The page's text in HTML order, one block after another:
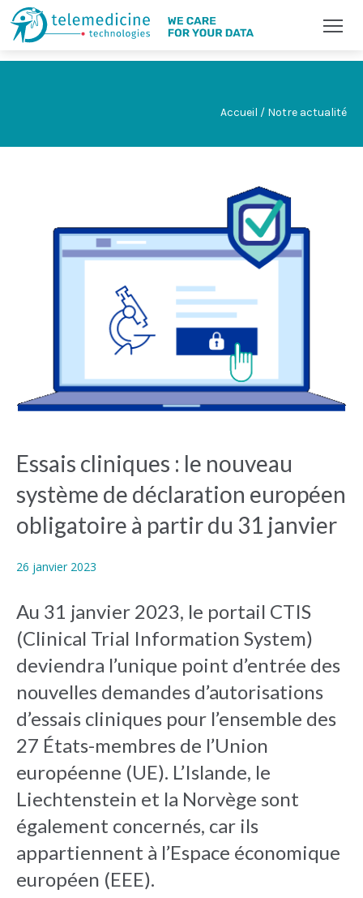
Accueil / Notre actualité
Essais cliniques : le nouveau
système de déclaration européen
obligatoire à partir du 31 janvier
26 janvier 2023
Au 31 janvier 2023, le portail CTIS
(Clinical Trial Information System)
deviendra l’unique point d’entrée des
nouvelles demandes d’autorisations
d’essais cliniques pour l’ensemble des
27 États-membres de l’Union
européenne (UE). L’Islande, le
Liechtenstein et la Norvège sont
également concernés, car ils
appartiennent à l’Espace économique
européen (EEE).